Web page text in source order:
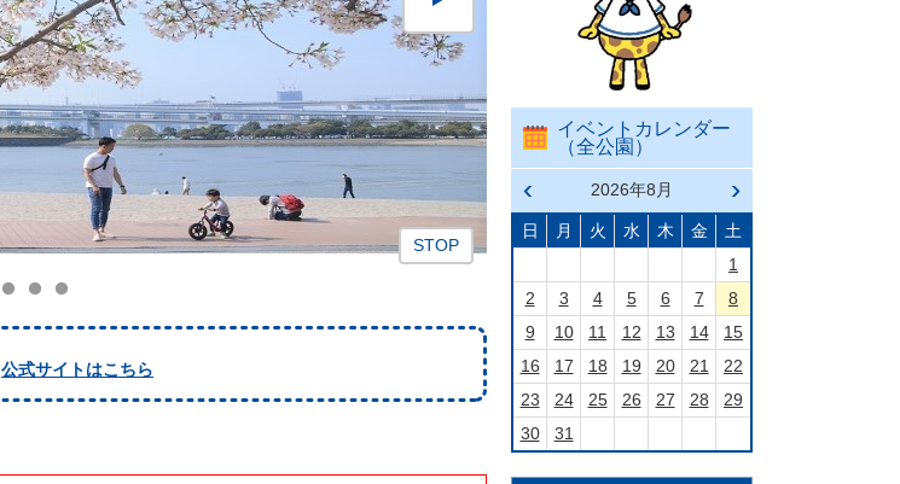
生・
公式サイトはこちら
イベントカレンダー
（全公園）
前の
月へ
戻る
2026年8月
次の
月へ
進む
日 月 火 水 木 金
土
1
2
3 4 5 6 7
8
9
10 11 12 13 14
15
16
17 18 19 20 21
22
23
24 25 26 27 28
29
30
31